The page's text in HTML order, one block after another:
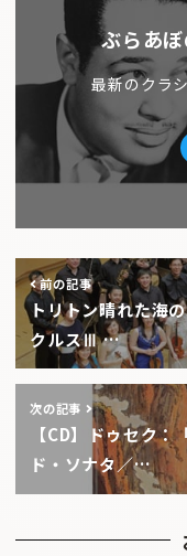
ぶらあ
最新のクラ
前の記事
トリトン晴れた海
クルスⅢ …
次の記事
【CD】ドゥセク
ド・ソナタ／…